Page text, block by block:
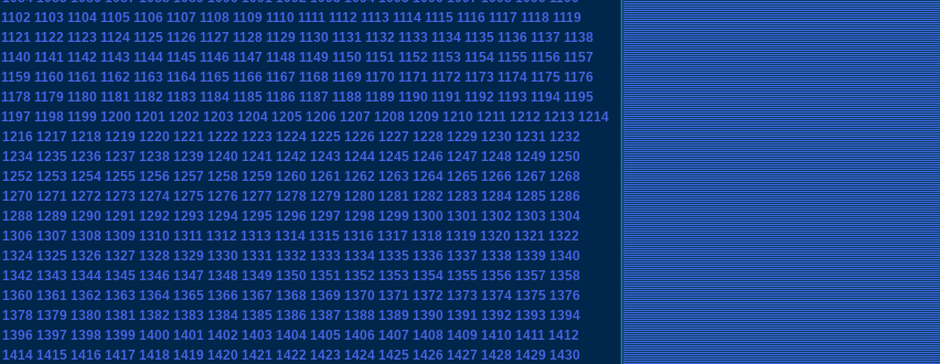
1102 1103 1104 1105 1106 1107 1108 1109 1110 1111 1112 1113 1114 1115 1116 1117 1118 1119
1121 1122 1123 1124 1125 1126 1127 1128 1129 1130 1131 1132 1133 1134 1135 1136 1137 1138
1140 1141 1142 1143 1144 1145 1146 1147 1148 1149 1150 1151 1152 1153 1154 1155 1156 1157
1159 1160 1161 1162 1163 1164 1165 1166 1167 1168 1169 1170 1171 1172 1173 1174 1175 1176
1178 1179 1180 1181 1182 1183 1184 1185 1186 1187 1188 1189 1190 1191 1192 1193 1194 1195
1197 1198 1199 1200 1201 1202 1203 1204 1205 1206 1207 1208 1209 1210 1211 1212 1213 1214
1216 1217 1218 1219 1220 1221 1222 1223 1224 1225 1226 1227 1228 1229 1230 1231 1232
1234 1235 1236 1237 1238 1239 1240 1241 1242 1243 1244 1245 1246 1247 1248 1249 1250
1252 1253 1254 1255 1256 1257 1258 1259 1260 1261 1262 1263 1264 1265 1266 1267 1268
1270 1271 1272 1273 1274 1275 1276 1277 1278 1279 1280 1281 1282 1283 1284 1285 1286
1288 1289 1290 1291 1292 1293 1294 1295 1296 1297 1298 1299 1300 1301 1302 1303 1304
1306 1307 1308 1309 1310 1311 1312 1313 1314 1315 1316 1317 1318 1319 1320 1321 1322
1324 1325 1326 1327 1328 1329 1330 1331 1332 1333 1334 1335 1336 1337 1338 1339 1340
1342 1343 1344 1345 1346 1347 1348 1349 1350 1351 1352 1353 1354 1355 1356 1357 1358
1360 1361 1362 1363 1364 1365 1366 1367 1368 1369 1370 1371 1372 1373 1374 1375 1376
1378 1379 1380 1381 1382 1383 1384 1385 1386 1387 1388 1389 1390 1391 1392 1393 1394
1396 1397 1398 1399 1400 1401 1402 1403 1404 1405 1406 1407 1408 1409 1410 1411 1412
1414 1415 1416 1417 1418 1419 1420 1421 1422 1423 1424 1425 1426 1427 1428 1429 1430